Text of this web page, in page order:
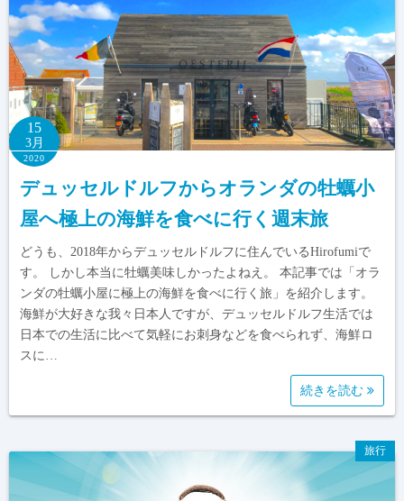
15
3月
2020
デュッセルドルフからオランダの牡蠣小
屋へ極上の海鮮を食べに行く週末旅
どうも、2018年からデュッセルドルフに住んでいるHirofumiで
す。 しかし本当に牡蠣美味しかったよねえ。 本記事では「オラ
ンダの牡蠣小屋に極上の海鮮を食べに行く旅」を紹介します。
海鮮が大好きな我々日本人ですが、デュッセルドルフ生活では
日本での生活に比べて気軽にお刺身などを食べられず、海鮮ロ
スに…
続きを読む
旅行